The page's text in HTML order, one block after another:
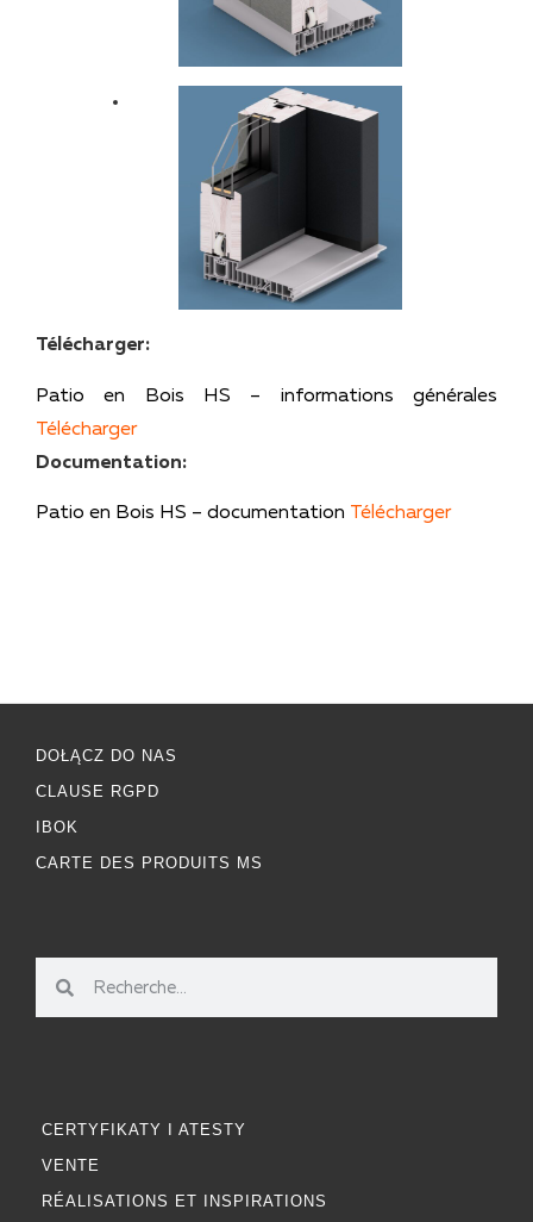
Télécharger:
Patio en Bois HS – informations générales
Télécharger
Documentation:
Patio en Bois HS – documentation Télécharger
DOŁĄCZ DO NAS
CLAUSE RGPD
IBOK
CARTE DES PRODUITS MS
CERTYFIKATY I ATESTY
VENTE
RÉALISATIONS ET INSPIRATIONS